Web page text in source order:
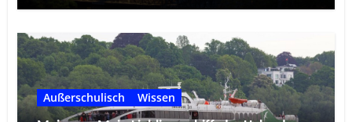
Außerschulisch
Wissen